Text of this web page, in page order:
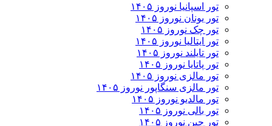
تور اسپانیا نوروز ۱۴۰۵
تور یونان نوروز ۱۴۰۵
تور چک نوروز ۱۴۰۵
تور ایتالیا نوروز ۱۴۰۵
تور تایلند نوروز ۱۴۰۵
تور پاتایا نوروز ۱۴۰۵
تور مالزی نوروز ۱۴۰۵
تور مالزی سنگاپور نوروز ۱۴۰۵
تور مالدیو نوروز ۱۴۰۵
تور بالی نوروز ۱۴۰۵
تور چين نوروز ۱۴۰۵